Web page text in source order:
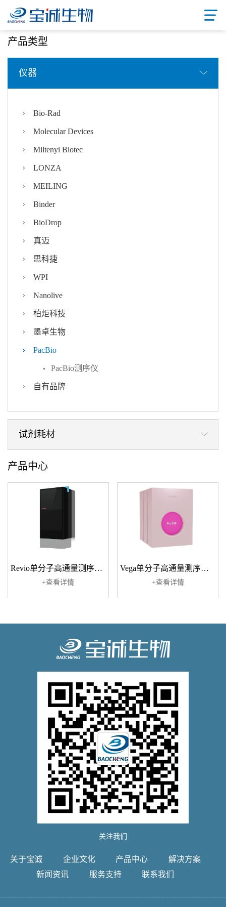
首页/ 产品中心
产品类型
仪器
Bio-Rad
Molecular Devices
Miltenyi Biotec
LONZA
MEILING
Binder
BioDrop
真迈
思科捷
WPI
Nanolive
柏炬科技
墨卓生物
PacBio
PacBio测序仪
自有品牌
试剂耗材
产品中心
Revio单分子高通量测序系统
+查看详情
Vega单分子高通量测序系统
+查看详情
关注我们
关于宝诚 企业文化 产品中心
解决方案
新闻资讯
服务支持 联系我们